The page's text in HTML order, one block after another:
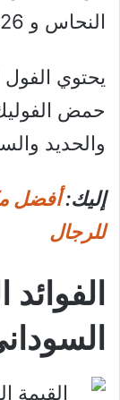
النحاس و 26٪ من احتياجات المنغنيز.
يحتوي
حمض
والحديد
إليك:أفضل
للرجال